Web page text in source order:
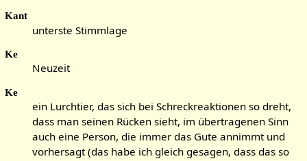
Kant
unterste Stimmlage
Ke
Neuzeit
Ke
ein Lurchtier, das sich bei Schreckreaktionen so dreht,
dass man seinen Rücken sieht, im übertragenen Sinn
auch eine Person, die immer das Gute annimmt und
vorhersagt (das habe ich gleich gesagen, dass das so